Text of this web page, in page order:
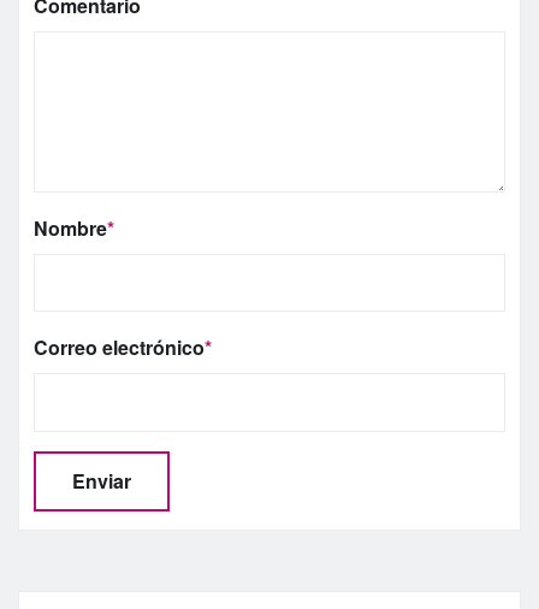
Nombre*
Correo electrónico*